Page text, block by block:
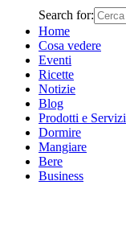
Search for:
Home
Cosa vedere
Eventi
Ricette
Notizie
Blog
Prodotti e Servizi
Dormire
Mangiare
Bere
Business